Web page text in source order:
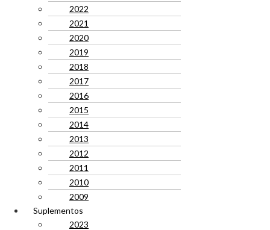
2022
2021
2020
2019
2018
2017
2016
2015
2014
2013
2012
2011
2010
2009
Suplementos
2023